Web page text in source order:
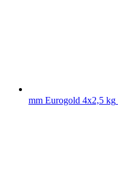
mm Eurogold 4x2,5 kg